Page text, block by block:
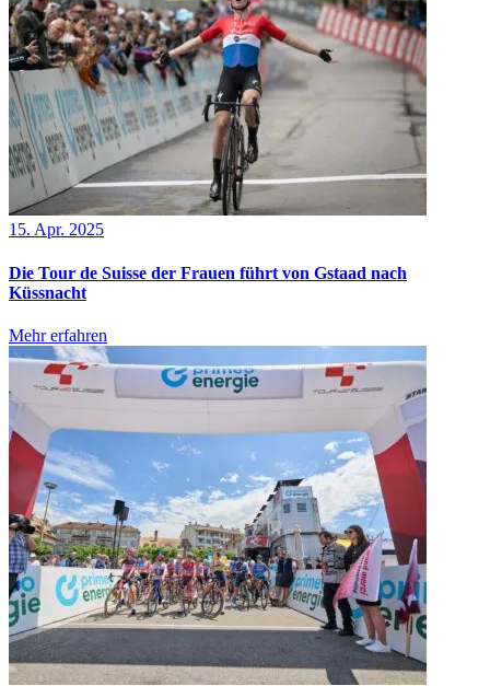
15. Apr. 2025
Die Tour de Suisse der Frauen führt von Gstaad nach
Küssnacht
Mehr erfahren